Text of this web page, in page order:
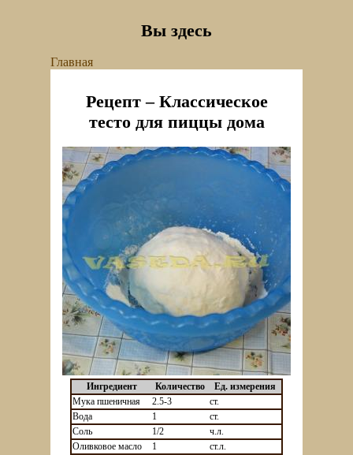
Вы здесь
Главная
Рецепт – Классическое
тесто для пиццы дома
Ингредиент Количество
Ед. измерения
Мука пшеничная
2.5-3
ст.
Вода
1
ст.
Соль
1/2
ч.л.
Оливковое масло
1
ст.л.